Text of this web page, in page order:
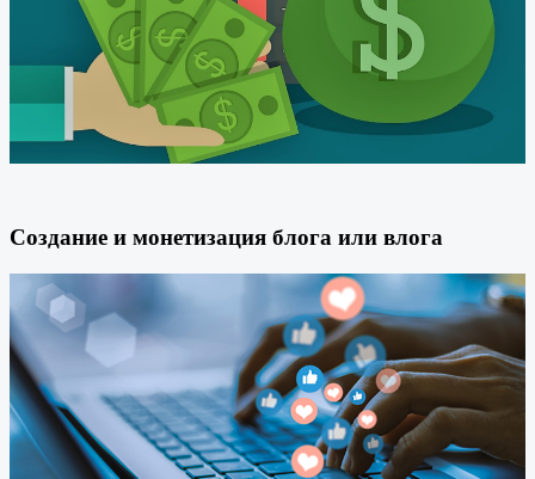
Создание и монетизация блога или влога